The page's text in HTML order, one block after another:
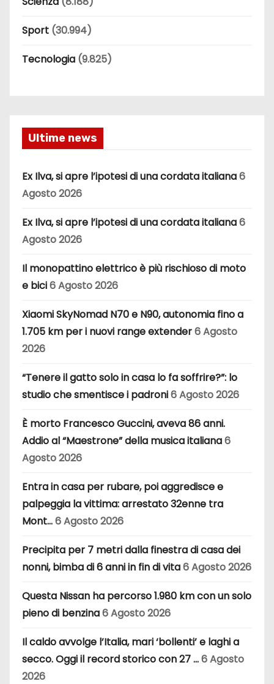
Sport (30.994)
Tecnologia (9.825)
Ultime news
Ex Ilva, si apre l’ipotesi di una cordata italiana6
Agosto 2026
Ex Ilva, si apre l’ipotesi di una cordata italiana6
Agosto 2026
Il monopattino elettrico è più rischioso di moto
e bici6 Agosto 2026
Xiaomi SkyNomad N70 e N90, autonomia fino a
1.705 km per i nuovi range extender6 Agosto
2026
“Tenere il gatto solo in casa lo fa soffrire?”: lo
studio che smentisce i padroni6 Agosto 2026
È morto Francesco Guccini, aveva 86 anni.
Addio al “Maestrone” della musica italiana6
Agosto 2026
Entra in casa per rubare, poi aggredisce e
palpeggia la vittima: arrestato 32enne tra
Mont…6 Agosto 2026
Precipita per 7 metri dalla finestra di casa dei
nonni, bimba di 6 anni in fin di vita6 Agosto 2026
Questa Nissan ha percorso 1.980 km con un solo
pieno di benzina6 Agosto 2026
Il caldo avvolge l’Italia, mari ‘bollenti’ e laghi a
secco. Oggi il record storico con 27 …6 Agosto
2026